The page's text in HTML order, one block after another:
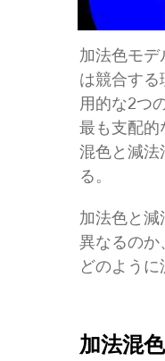
加法色モデ
は競合す
用的な2つ
最も支配
混色と減法
る。
加法色と
異なるのか
どのように
加法混